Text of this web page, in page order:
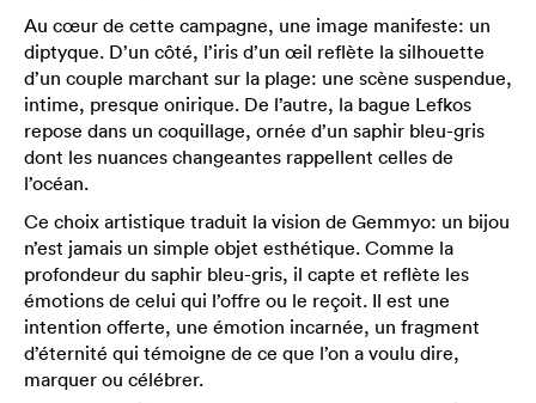
Au cœur de cette campagne, une image manifeste: un
diptyque. D’un côté, l’iris d’un œil reflète la silhouette
d’un couple marchant sur la plage: une scène suspendue,
intime, presque onirique. De l’autre, la bague Lefkos
repose dans un coquillage, ornée d’un saphir bleu-gris
dont les nuances changeantes rappellent celles de
l’océan.
Ce choix artistique traduit la vision de Gemmyo: un bijou
n’est jamais un simple objet esthétique. Comme la
profondeur du saphir bleu-gris, il capte et reflète les
émotions de celui qui l’offre ou le reçoit. Il est une
intention offerte, une émotion incarnée, un fragment
d’éternité qui témoigne de ce que l’on a voulu dire,
marquer ou célébrer.